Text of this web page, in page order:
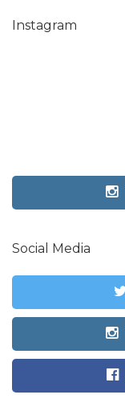
Instagram
Social Media